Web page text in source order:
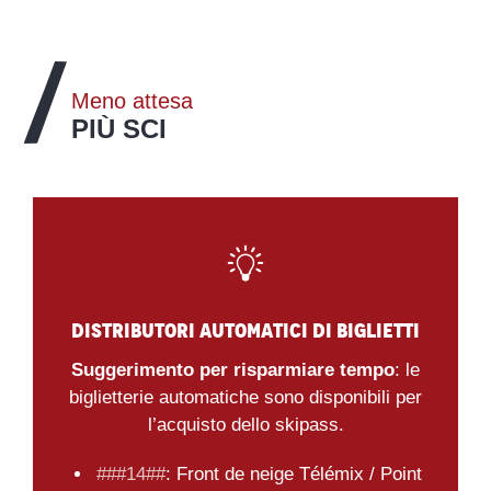
Meno attesa
PIÙ SCI
Distributori automatici di biglietti
Suggerimento per risparmiare tempo: le
biglietterie automatiche sono disponibili per
l’acquisto dello skipass.
###14##: Front de neige Télémix / Point